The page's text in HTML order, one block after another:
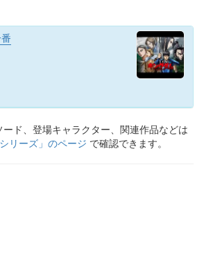
ド、登場キャラクター、関連作品などは
リーズ 」のページ で確認できます。